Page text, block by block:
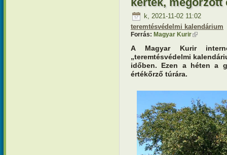
k, 2021-11-02 11:02
teremtésvédelmi kalendárium
Forrás: Magyar Kurir(külső
A Magyar Kurir
„teremtésvédelmi
időben. Ezen a héten a
értékőrző túrára.